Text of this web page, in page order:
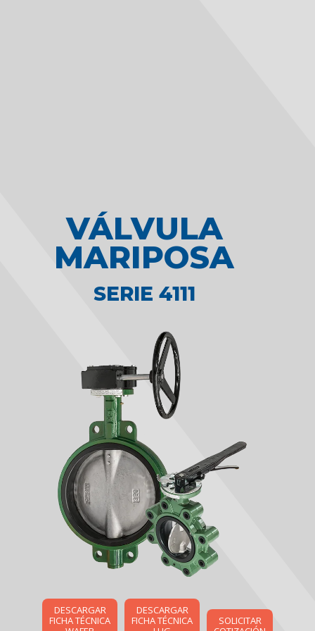
VÁLVULA
MARIPOSA
SERIE 4111
DESCARGAR
FICHA TÉCNICA
DESCARGAR
FICHA TÉCNICA
SOLICITAR